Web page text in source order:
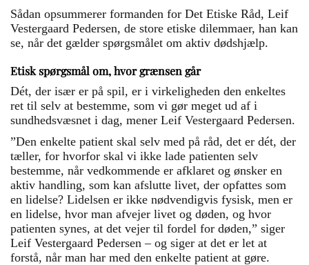
Sådan opsummerer formanden for Det Etiske Råd, Leif
Vestergaard Pedersen, de store etiske dilemmaer, han kan
se, når det gælder spørgsmålet om aktiv dødshjælp.
Etisk spørgsmål om, hvor grænsen går
Dét, der især er på spil, er i virkeligheden den enkeltes
ret til selv at bestemme, som vi gør meget ud af i
sundhedsvæsnet i dag, mener Leif Vestergaard Pedersen.
”Den enkelte patient skal selv med på råd, det er dét, der
tæller, for hvorfor skal vi ikke lade patienten selv
bestemme, når vedkommende er afklaret og ønsker en
aktiv handling, som kan afslutte livet, der opfattes som
en lidelse? Lidelsen er ikke nødvendigvis fysisk, men er
en lidelse, hvor man afvejer livet og døden, og hvor
patienten synes, at det vejer til fordel for døden,” siger
Leif Vestergaard Pedersen – og siger at det er let at
forstå, når man har med den enkelte patient at gøre.